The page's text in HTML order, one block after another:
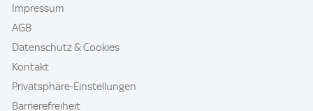
Impressum
AGB
Datenschutz & Cookies
Kontakt
Privatsphäre-Einstellungen
Barrierefreiheit